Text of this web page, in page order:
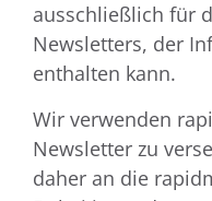
ausschließlich für
Newsletters, der
enthalten kann.
Wir verwenden
Newsletter zu
daher an die